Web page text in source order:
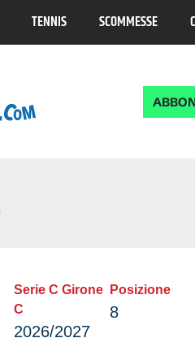
TENNIS SCOMMESSE
Serie C Girone
C
2026/2027
Posizione
8